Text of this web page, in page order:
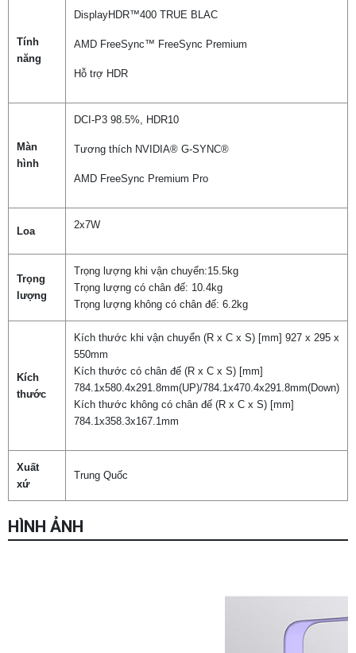
Tính
năng
DisplayHDR™400 TRUE BLAC
AMD FreeSync™ FreeSync Premium
Hỗ trợ HDR
Màn
hình
DCI-P3 98.5%, HDR10
Tương thích NVIDIA® G-SYNC®
AMD FreeSync Premium Pro
Loa
2x7W
Trọng
lượng
Trọng lượng khi vận chuyển:15.5kg
Trọng lượng có chân đế: 10.4kg
Trọng lượng không có chân đế: 6.2kg
Kích
thước
Kích thước khi vận chuyển (R x C x S) [mm] 927 x 295 x
550mm
Kích thước có chân đế (R x C x S) [mm]
784.1x580.4x291.8mm(UP)/784.1x470.4x291.8mm(Down)
Kích thước không có chân đế (R x C x S) [mm]
784.1x358.3x167.1mm
Xuất
xứ
Trung Quốc
HÌNH ẢNH